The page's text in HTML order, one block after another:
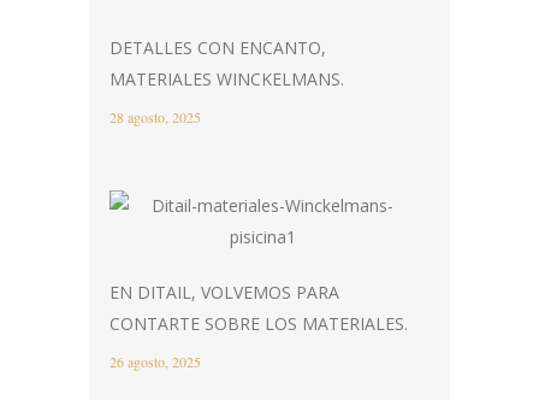
DETALLES CON ENCANTO,
MATERIALES WINCKELMANS.
28 agosto, 2025
EN DITAIL, VOLVEMOS PARA
CONTARTE SOBRE LOS MATERIALES.
26 agosto, 2025